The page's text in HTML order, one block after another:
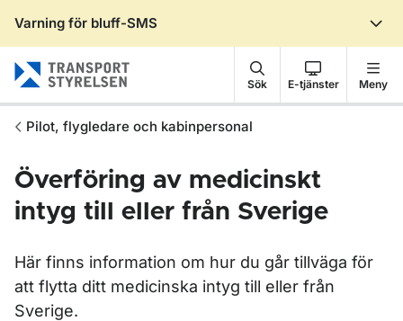
Varning för bluff-SMS
Sök E-tjänster Meny
Pilot, flygledare och kabinpersonal
Överföring av medicinskt
intyg till eller från Sverige
Här finns information om hur du går tillväga för
att flytta ditt medicinska intyg till eller från
Sverige.